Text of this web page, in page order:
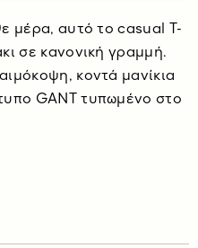
μέρα, αυτό το casual T-
σε κανονική γραμμή.
κοντά μανίκια
GANT τυπωμένο στο